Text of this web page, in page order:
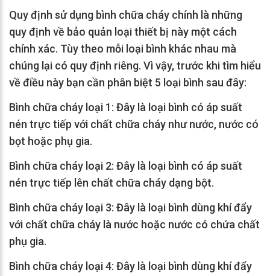
Quy định sử dụng bình chữa cháy chính là những
quy định về bảo quản loại thiết bị này một cách
chính xác. Tùy theo mỗi loại bình khác nhau mà
chúng lại có quy định riêng. Vì vậy, trước khi tìm hiểu
về điều này bạn cần phân biệt 5 loại bình sau đây:
Bình chữa cháy loại 1: Đây là loại bình có áp suất
nén trực tiếp với chất chữa cháy như nước, nước có
bọt hoặc phụ gia.
Bình chữa cháy loại 2: Đây là loại bình có áp suất
nén trực tiếp lên chất chữa cháy dạng bột.
Bình chữa cháy loại 3: Đây là loại bình dùng khí đẩy
với chất chữa cháy là nước hoặc nước có chứa chất
phụ gia.
Bình chữa cháy loại 4: Đây là loại bình dùng khí đẩy